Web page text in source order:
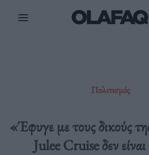
Πολιτισμός
«Έφυγε με τους δικούς
Julee Cruise δεν